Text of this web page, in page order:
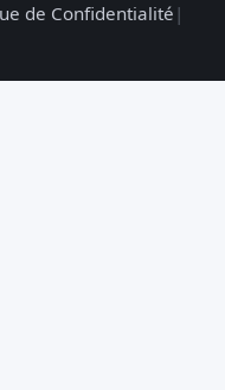
de Confidentialité|